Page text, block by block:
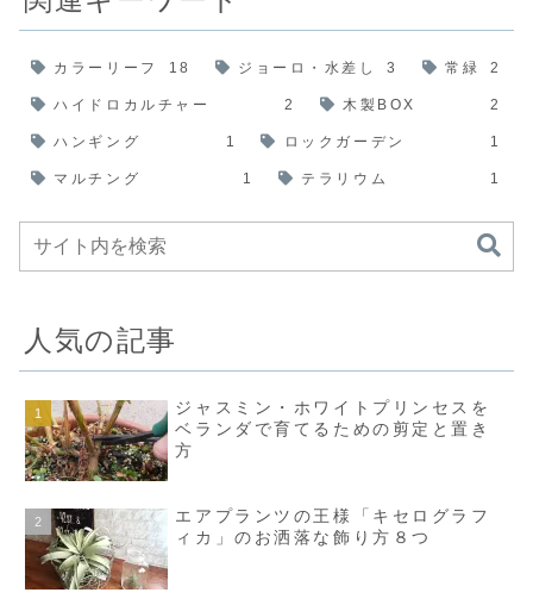
カラーリーフ 18 ジョーロ・水差し 3 常緑 2
ハイドロカルチャー 2 木製BOX 2
ハンギング 1 ロックガーデン 1
マルチング 1 テラリウム 1
人気の記事
ジャスミン・ホワイトプリンセスを
ベランダで育てるための剪定と置き
方
エアプランツの王様「キセログラフ
ィカ」のお洒落な飾り方８つ